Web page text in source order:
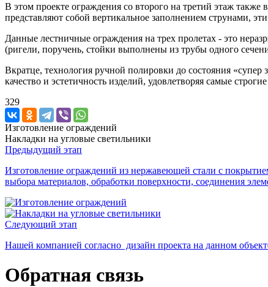
В этом проекте ограждения со второго на третий этаж
представляют собой вертикальное заполнением струнами,
Данные лестничные ограждения на трех пролетах - это
(ригели, поручень, стойки выполнены из трубы одного
Вкратце, технология ручной полировки до состояния
качество и эстетичность изделий, удовлетворяя самые
329
Изготовление ограждений
Накладки на угловые светильники
Предыдущий этап
Изготовление ограждений из нержавеющей стали с
выбора материалов, обработки поверхности, соединения
Следующий этап
Нашей компанией согласно дизайн проекта на данном
Обратная связь